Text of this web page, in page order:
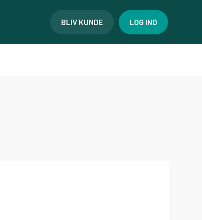
BLIV KUNDE LOG IND